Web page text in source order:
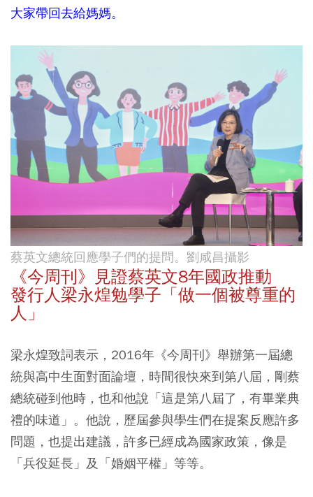
大家帶回去給媽媽。
蔡英文總統回應學子們的提問。劉咸昌攝影
《今周刊》見證蔡英文8年國政推動
發行人梁永煌勉學子「做一個被尊重的
人」
梁永煌致詞表示，2016年《今周刊》舉辦第一屆總
統與高中生面對面論壇，時間很快來到第八屆，剛蔡
總統碰到他時，也和他說「這是第八屆了，有畢業典
禮的味道」。他說，歷屆參與學生們在提案反應許多
問題，也提出建議，許多已經成為國家政策，像是
「兵役延長」及「婚姻平權」等等。